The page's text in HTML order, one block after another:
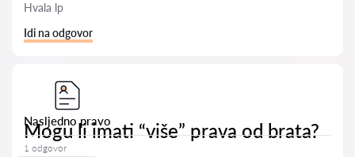
Hvala lp
Idi na odgovor
Nasljedno pravo
Mogu li imati “više” prava od brata?
1 odgovor